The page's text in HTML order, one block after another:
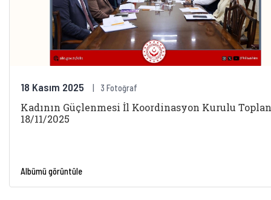
18 Kasım 2025 3 Fotoğraf
Kadının Güçlenmesi İl Koordinasyon Kurulu
18/11/2025
Albümü görüntüle